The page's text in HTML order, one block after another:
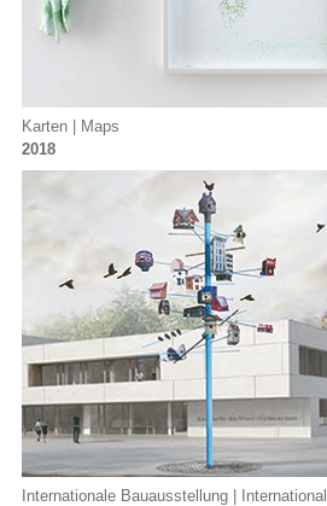
Karten | Maps
2018
Internationale Bauausstellung | International